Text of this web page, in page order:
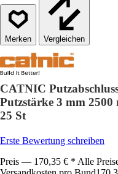
Vergleichen
CATNIC
Putzstärke 3 mm
25 St
Erste Bewertung schreiben
Preis — 170,35 € * Alle